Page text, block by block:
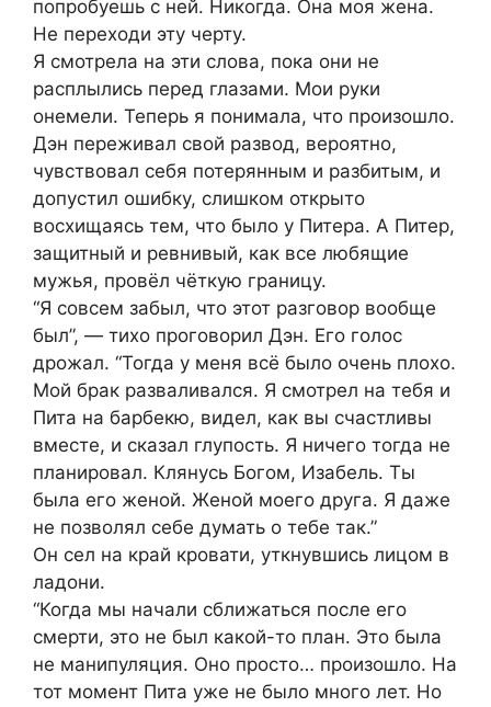
попробуешь с ней. Никогда. Она моя жена.
Не переходи эту черту.
Я смотрела на эти слова, пока они не
расплылись перед глазами. Мои руки
онемели. Теперь я понимала, что произошло.
Дэн переживал свой развод, вероятно,
чувствовал себя потерянным и разбитым, и
допустил ошибку, слишком открыто
восхищаясь тем, что было у Питера. А Питер,
защитный и ревнивый, как все любящие
мужья, провёл чёткую границу.
“Я совсем забыл, что этот разговор вообще
был”, — тихо проговорил Дэн. Его голос
дрожал. “Тогда у меня всё было очень плохо.
Мой брак разваливался. Я смотрел на тебя и
Пита на барбекю, видел, как вы счастливы
вместе, и сказал глупость. Я ничего тогда не
планировал. Клянусь Богом, Изабель. Ты
была его женой. Женой моего друга. Я даже
не позволял себе думать о тебе так.”
Он сел на край кровати, уткнувшись лицом в
ладони.
“Когда мы начали сближаться после его
смерти, это не был какой-то план. Это была
не манипуляция. Оно просто… произошло. На
тот момент Пита уже не было много лет. Но